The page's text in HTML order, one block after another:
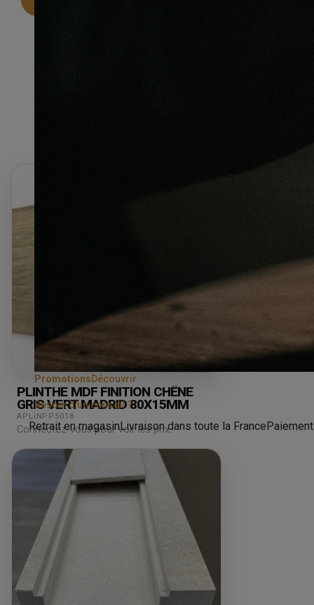
PromotionsDécouvrir
Besoin d'un conseil ?
Retrait en magasinLivraison dans toute la France
PLINTHE MDF FINITION CHÊNE
GRIS VERT MADRID 80X15MM
APLINPP5018
Connectez-vous pour voir les prix.